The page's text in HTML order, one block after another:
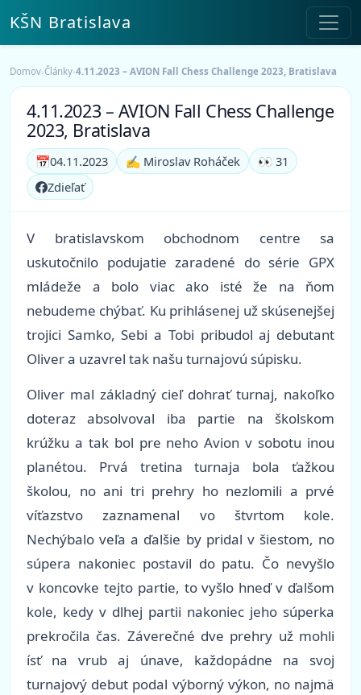
KŠN Bratislava
Domov›Články›4.11.2023 – AVION Fall Chess Challenge 2023, Bratislava
4.11.2023 – AVION Fall Chess Challenge
2023, Bratislava
📅04.11.2023 ✍️ Miroslav Roháček
👀 31
Zdieľať
V bratislavskom obchodnom centre sa
uskutočnilo podujatie zaradené do série GPX
mládeže a bolo viac ako isté že na ňom
nebudeme chýbať. Ku prihlásenej už skúsenejšej
trojici Samko, Sebi a Tobi pribudol aj debutant
Oliver a uzavrel tak našu turnajovú súpisku.
Oliver mal základný cieľ dohrať turnaj, nakoľko
doteraz absolvoval iba partie na školskom
krúžku a tak bol pre neho Avion v sobotu inou
planétou. Prvá tretina turnaja bola ťažkou
školou, no ani tri prehry ho nezlomili a prvé
víťazstvo zaznamenal vo štvrtom kole.
Nechýbalo veľa a ďalšie by pridal v šiestom, no
súpera nakoniec postavil do patu. Čo nevyšlo
v koncovke tejto partie, to vyšlo hneď v ďalšom
kole, kedy v dlhej partii nakoniec jeho súperka
prekročila čas. Záverečné dve prehry už mohli
ísť na vrub aj únave, každopádne na svoj
turnajový debut podal výborný výkon, no najmä